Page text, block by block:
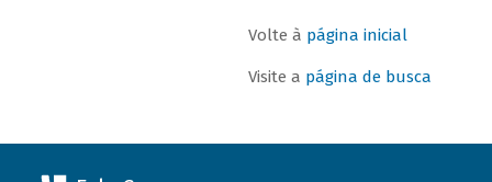
Volte à página inicial
Visite a página de busca